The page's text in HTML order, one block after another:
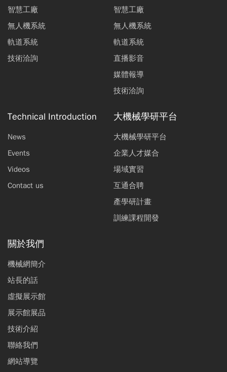
智慧工廠
無人機系統
軌道系統
技術洽詢
智慧工廠
無人機系統
軌道系統
直播影音
媒體報導
技術洽詢
Technical Introduction
News
Events
Videos
Contact us
大機械學研平台
大機械學研平台
企業人才媒合
場域實習
互通合聘
產學研計畫
訓練課程開發
關於我們
機械網簡介
站長的話
虛擬展示館
展示館展品
技術介紹
聯絡我們
網站導覽